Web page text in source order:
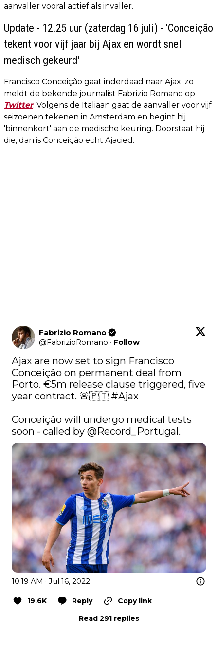
aanvaller vooral actief als invaller.
Update - 12.25 uur (zaterdag 16 juli) - 'Conceição
tekent voor vijf jaar bij Ajax en wordt snel
medisch gekeurd'
Francisco Conceição gaat inderdaad naar Ajax, zo
meldt de bekende journalist Fabrizio Romano op
Twitter. Volgens de Italiaan gaat de aanvaller voor vijf
seizoenen tekenen in Amsterdam en begint hij
'binnenkort' aan de medische keuring. Doorstaat hij
die, dan is Conceição echt Ajacied.
Fabrizio Romano
@FabrizioRomano · Follow
Ajax are now set to sign Francisco
Conceição on permanent deal from
Porto. €5m release clause triggered, five
year contract. 🚨🇵🇹 #Ajax
Conceição will undergo medical tests
soon - called by @Record_Portugal.
10:19 AM · Jul 16, 2022
19.6K Reply
Copy link
Read 291 replies